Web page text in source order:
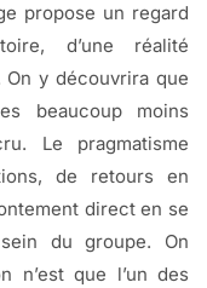
propose un regard
d’une réalité
y découvrira que
beaucoup moins
Le pragmatisme
de retours en
direct en se
du groupe. On
n’est que l’un des